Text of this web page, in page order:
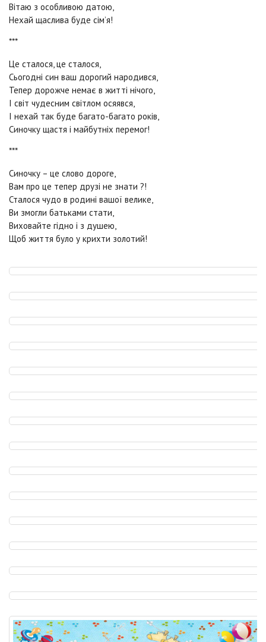
Вітаю з особливою датою,
Нехай щаслива буде сім’я!
***
Це сталося, це сталося,
Сьогодні син ваш дорогий народився,
Тепер дорожче немає в житті нічого,
І світ чудесним світлом осяявся,
І нехай так буде багато-багато років,
Синочку щастя і майбутніх перемог!
***
Синочку – це слово дороге,
Вам про це тепер друзі не знати ?!
Сталося чудо в родині вашої велике,
Ви змогли батьками стати,
Виховайте гідно і з душею,
Щоб життя було у крихти золотий!